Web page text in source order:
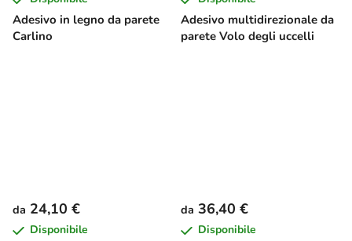
Adesivo in legno da parete
Carlino
Adesivo multidirezionale da
parete Volo degli uccelli
da 24,10 €
Disponibile
da 36,40 €
Disponibile